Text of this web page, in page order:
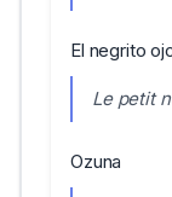
El negrito
Le petit
Ozuna